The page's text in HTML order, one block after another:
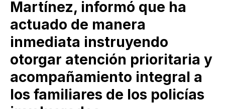
Martínez, informó que ha
actuado de manera
inmediata instruyendo
otorgar atención prioritaria y
acompañamiento integral a
los familiares de los policías